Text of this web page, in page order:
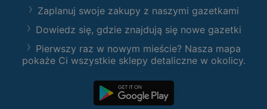
Zaplanuj swoje zakupy z naszymi gazetkami
Dowiedz się, gdzie znajdują się nowe gazetki
Pierwszy raz w nowym mieście? Nasza mapa
pokaże Ci wszystkie sklepy detaliczne w okolicy.